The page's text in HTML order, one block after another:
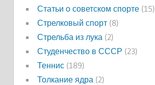
Статьи о советском спорте(15)
Стрелковый спорт(8)
Стрельба из лука (2)
Студенчество в СССР (23)
Теннис(189)
Толкание ядра (2)